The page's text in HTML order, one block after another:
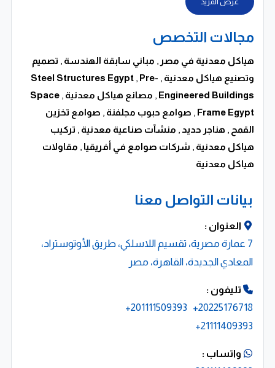
المستشفيات والمرافق الطبية
كل مشروع يتم التعامل معه باعتباره كيانًا مستقلًا بمتطلباته
العميل بدقة كاملة، دون تحميله أي تكاليف إضافية مقابل
التعديلات المخصصة. جميع المباني المعدنية لدينا يتم
تصنيعها خصيصًا لتناسب الاحتياجات التشغيلية والإنشائية
لكل عميل.
نؤمن أن المرونة في التصميم والدقة في التنفيذ هما الأساس
نعتمد على أحدث برامج التصميم الهندسي وأعلى معايير
الجودة في التصنيع والتركيب.
مبانٍ معدنية مسبقة الهندسة بتكلفة
تنافسية وجودة عالية
تتميز المباني سابقة الهندسة التي نقدمها بسرعة التنفيذ،
وخفة الوزن الإنشائي، والكفاءة الاقتصادية مقارنة بالأنظمة
التقليدية. كما نحرص على استخدام خامات عالية الجودة
مجالات التخصص
هياكل معدنية في مصر , مباني سابقة الهندسة , تصميم
وتصنيع هياكل معدنية ,
Steel Structures Egypt , Pre-
Engineered Buildings
, مصانع هياكل معدنية ,
Space
Frame Egypt
, صوامع حبوب مجلفنة , صوامع تخزين
القمح , هناجر حديد , منشآت صناعية معدنية , تركيب
هياكل معدنية , شركات صوامع في أفريقيا , مقاولات
هياكل معدنية
بيانات التواصل معنا
العنوان :
7 عمارة مصرية، تقسيم اللاسلكي، طريق الأوتوستراد،
المعادي الجديدة، القاهرة، مصر
تليفون :
20225176718+
201111509393+
21111409393+
واتساب :